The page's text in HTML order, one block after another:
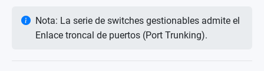
Nota: La serie de switches gestionables admite el
Enlace troncal de puertos (Port Trunking).